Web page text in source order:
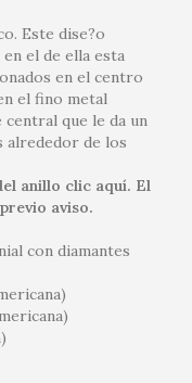
Este dise?o
el de ella esta
en el centro
el fino metal
que le da un
alrededor de los
anillo clic aquí. El
aviso.
con diamantes